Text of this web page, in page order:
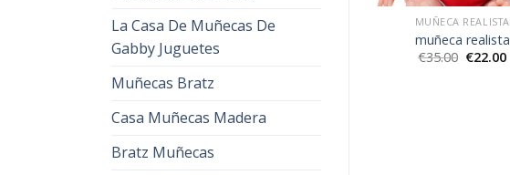
La Casa De Muñecas De
Gabby Juguetes
Muñecas Bratz
Casa Muñecas Madera
Bratz Muñecas
MUÑECA REALISTA
muñeca realista
€35.00 €22.00